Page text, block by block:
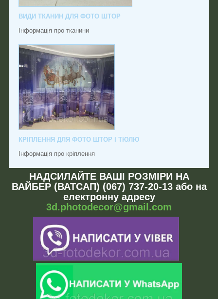
ВИДИ ТКАНИН ДЛЯ ФОТО ШТОР
Інформація про тканини
КРІПЛЕННЯ ДЛЯ ФОТО ШТОР І ТЮЛЮ
Інформація про кріплення
НАДСИЛАЙТЕ ВАШІ РОЗМІРИ НА
ВАЙБЕР (ВАТСАП) (067) 737-20-13 або на
електронну адресу
3d.photodecor@gmail.com